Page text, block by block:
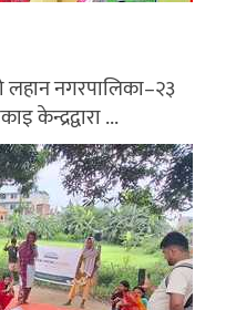
लहान नगरपालिका–२३
केन्द्रद्वारा ...